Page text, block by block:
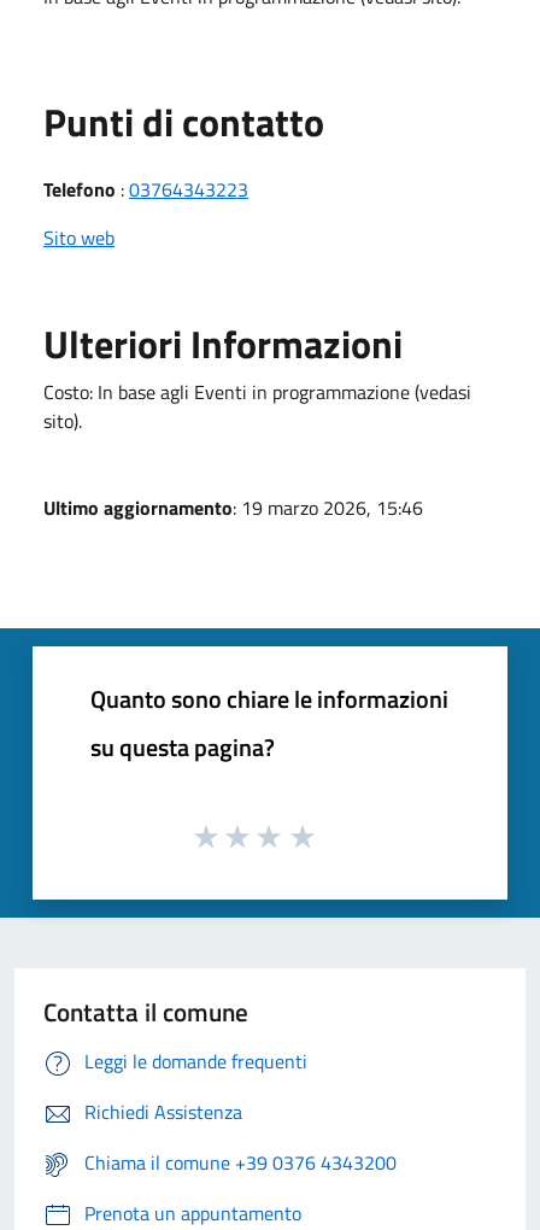
Punti di contatto
Telefono :03764343223
Sito web
Ulteriori Informazioni
Costo: In base agli Eventi in programmazione (vedasi
sito).
Ultimo aggiornamento: 19 marzo 2026, 15:46
Quanto sono chiare le informazioni
su questa pagina?
Contatta il comune
Leggi le domande frequenti
Richiedi Assistenza
Chiama il comune +39 0376 4343200
Prenota un appuntamento